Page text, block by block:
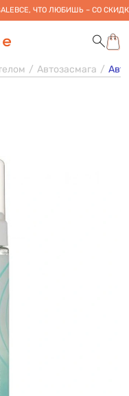
ВСЕ, ЧТО ЛЮБИШЬ – СО
Автозасмага